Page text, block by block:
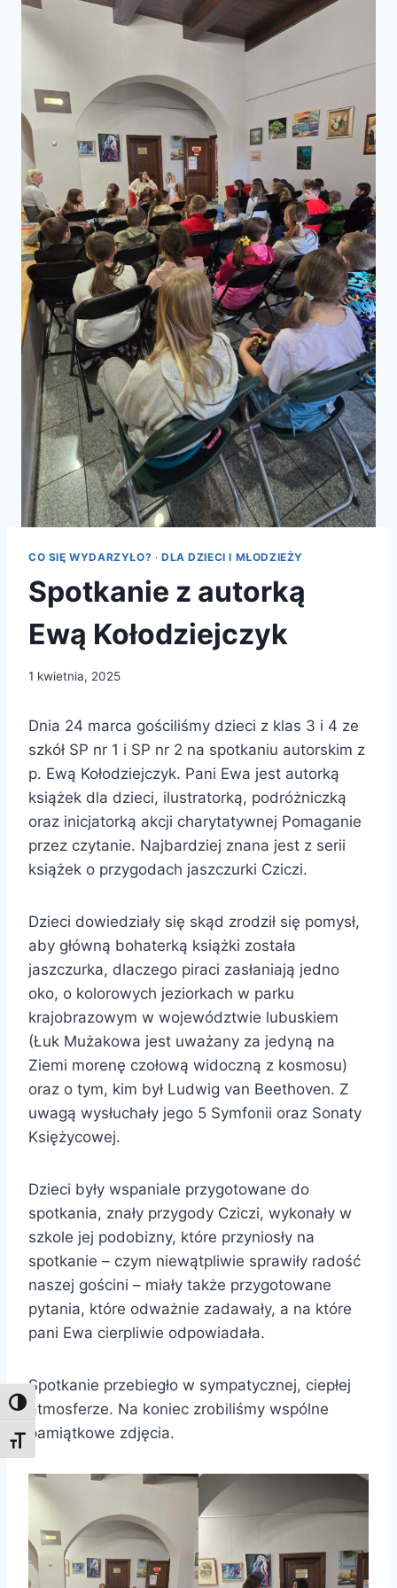
Toggle High Contrast
Toggle Font size
CO SIĘ WYDARZYŁO? · DLA DZIECI I MŁODZIEŻY
Spotkanie z autorką
Ewą Kołodziejczyk
1 kwietnia, 2025
Dnia 24 marca gościliśmy dzieci z klas 3 i 4 ze
szkół SP nr 1 i SP nr 2 na spotkaniu autorskim z
p. Ewą Kołodziejczyk. Pani Ewa jest autorką
książek dla dzieci, ilustratorką, podróżniczką
oraz inicjatorką akcji charytatywnej Pomaganie
przez czytanie. Najbardziej znana jest z serii
książek o przygodach jaszczurki Cziczi.
Dzieci dowiedziały się skąd zrodził się pomysł,
aby główną bohaterką książki została
jaszczurka, dlaczego piraci zasłaniają jedno
oko, o kolorowych jeziorkach w parku
krajobrazowym w województwie lubuskiem
(Łuk Mużakowa jest uważany za jedyną na
Ziemi morenę czołową widoczną z kosmosu)
oraz o tym, kim był Ludwig van Beethoven. Z
uwagą wysłuchały jego 5 Symfonii oraz Sonaty
Księżycowej.
Dzieci były wspaniale przygotowane do
spotkania, znały przygody Cziczi, wykonały w
szkole jej podobizny, które przyniosły na
spotkanie – czym niewątpliwie sprawiły radość
naszej gościni – miały także przygotowane
pytania, które odważnie zadawały, a na które
pani Ewa cierpliwie odpowiadała.
Spotkanie przebiegło w sympatycznej, ciepłej
atmosferze. Na koniec zrobiliśmy wspólne
pamiątkowe zdjęcia.